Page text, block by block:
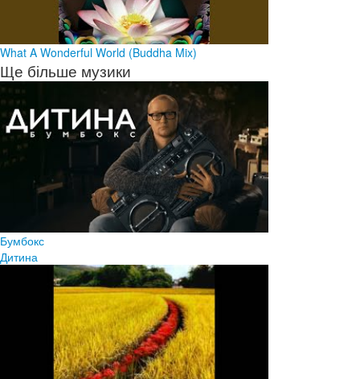
What A Wonderful World (Buddha Mix)
Ще більше музики
Бумбокс
Дитина